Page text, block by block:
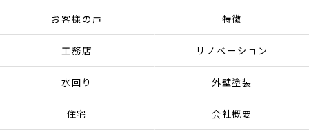
お客様の声 特徴
工務店 リノベーション
水回り 外壁塗装
住宅 会社概要